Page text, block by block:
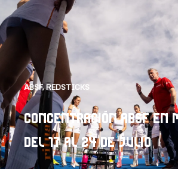
ABSF,REDSTICKS
CONCENTRACIÓN ABSF EN
DEL 17 AL 24 DE JULIO